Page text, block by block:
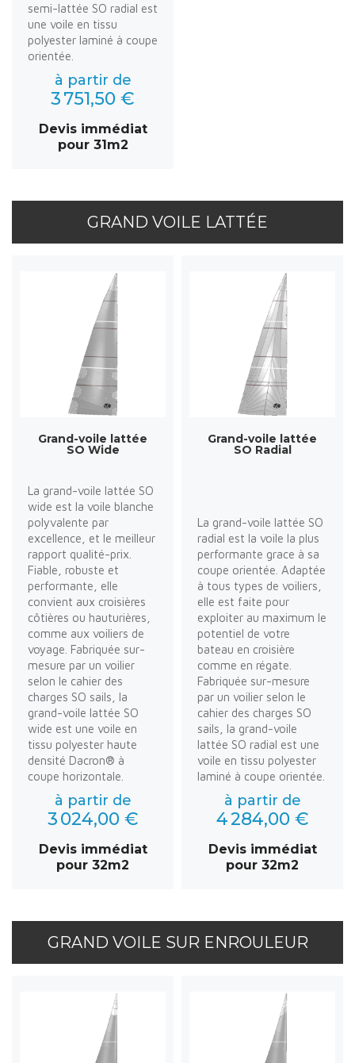
semi-lattée SO radial est
une voile en tissu
polyester laminé à coupe
orientée.
à partir de
3 751,50 €
Devis immédiat
pour 31m2
GRAND VOILE LATTÉE
Grand-voile lattée
SO Wide
La grand-voile lattée SO
wide est la voile blanche
polyvalente par
excellence, et le meilleur
rapport qualité-prix.
Fiable, robuste et
performante, elle
convient aux croisières
côtières ou hauturières,
comme aux voiliers de
voyage. Fabriquée sur-
mesure par un voilier
selon le cahier des
charges SO sails, la
grand-voile lattée SO
wide est une voile en
tissu polyester haute
densité Dacron® à
coupe horizontale.
à partir de
3 024,00 €
Devis immédiat
pour 32m2
Grand-voile lattée
SO Radial
La grand-voile lattée SO
radial est la voile la plus
performante grace à sa
coupe orientée. Adaptée
à tous types de voiliers,
elle est faite pour
exploiter au maximum le
potentiel de votre
bateau en croisière
comme en régate.
Fabriquée sur-mesure
par un voilier selon le
cahier des charges SO
sails, la grand-voile
lattée SO radial est une
voile en tissu polyester
laminé à coupe orientée.
à partir de
4 284,00 €
Devis immédiat
pour 32m2
GRAND VOILE SUR ENROULEUR